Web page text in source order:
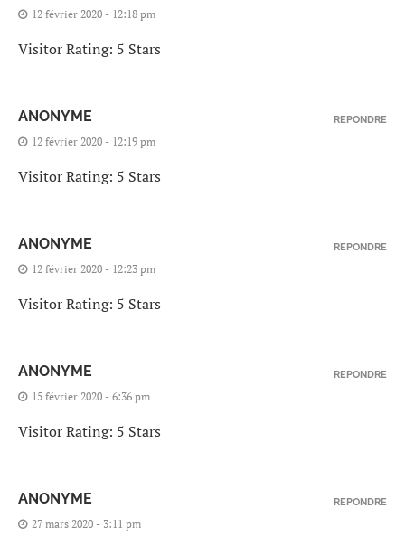
12 février 2020 - 12:18 pm
Visitor Rating: 5 Stars
ANONYME
12 février 2020 - 12:19 pm
Visitor Rating: 5 Stars
REPONDRE
ANONYME
12 février 2020 - 12:23 pm
Visitor Rating: 5 Stars
REPONDRE
ANONYME
15 février 2020 - 6:36 pm
Visitor Rating: 5 Stars
REPONDRE
ANONYME
27 mars 2020 - 3:11 pm
REPONDRE